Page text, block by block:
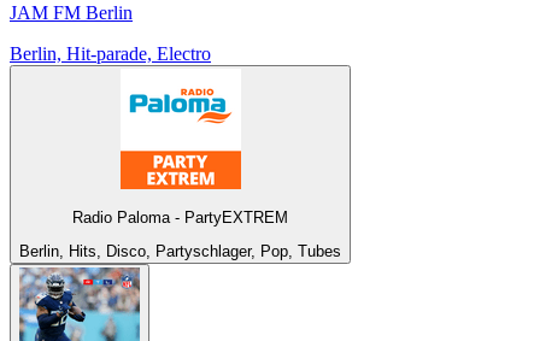
JAM FM Berlin
Berlin, Hit-parade, Electro
Radio Paloma - PartyEXTREM
Berlin, Hits, Disco, Partyschlager, Pop, Tubes